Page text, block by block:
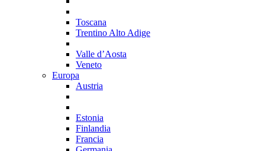
Toscana
Trentino Alto Adige
Valle d’Aosta
Veneto
Europa
Austria
Estonia
Finlandia
Francia